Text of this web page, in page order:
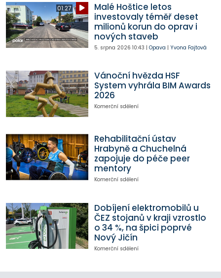
01:27
Malé Hoštice letos
investovaly téměř deset
milionů korun do oprav i
nových staveb
5. srpna 2026 10:43 | Opava | Yvona Fajtová
Vánoční hvězda HSF
System vyhrála BIM Awards
2026
Komerční sdělení
Rehabilitační ústav
Hrabyně a Chuchelná
zapojuje do péče peer
mentory
Komerční sdělení
Dobíjení elektromobilů u
ČEZ stojanů v kraji vzrostlo
o 34 %, na špici poprvé
Nový Jičín
Komerční sdělení